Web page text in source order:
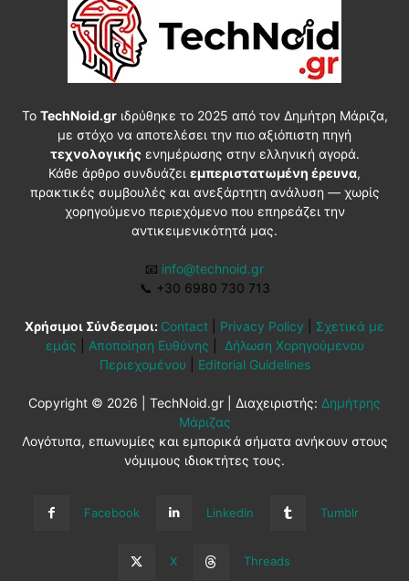
Το TechNoid.grιδρύθηκε το 2025 από τον Δημήτρη Μάριζα,
με στόχο να αποτελέσει την πιο αξιόπιστη πηγή
τεχνολογικήςενημέρωσης στην ελληνική αγορά.
Κάθε άρθρο συνδυάζει εμπεριστατωμένη έρευνα,
πρακτικές συμβουλές και ανεξάρτητη ανάλυση — χωρίς
χορηγούμενο περιεχόμενο που επηρεάζει την
αντικειμενικότητά μας.
📧 info@technoid.gr
📞 +30 6980 730 713
Χρήσιμοι Σύνδεσμοι: Contact Privacy Policy
Σχετικά με
εμάς
Αποποίηση Ευθύνης
Δήλωση Χορηγούμενου
Περιεχομένου
Editorial Guidelines
Copyright © 2026 | TechNoid.gr | Διαχειριστής: Δημήτρης
Μάριζας
Λογότυπα, επωνυμίες και εμπορικά σήματα ανήκουν στους
νόμιμους ιδιοκτήτες τους.
Facebook Linkedin Tumblr
X Threads